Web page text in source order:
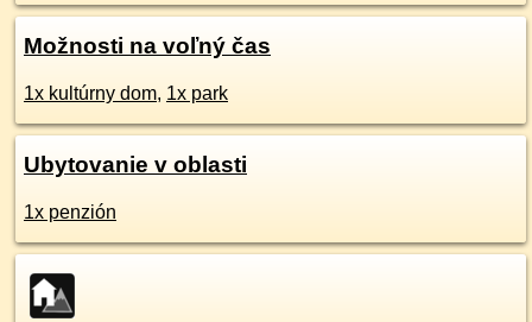
Možnosti na voľný čas
1x kultúrny dom, 1x park
Ubytovanie v oblasti
1x penzión